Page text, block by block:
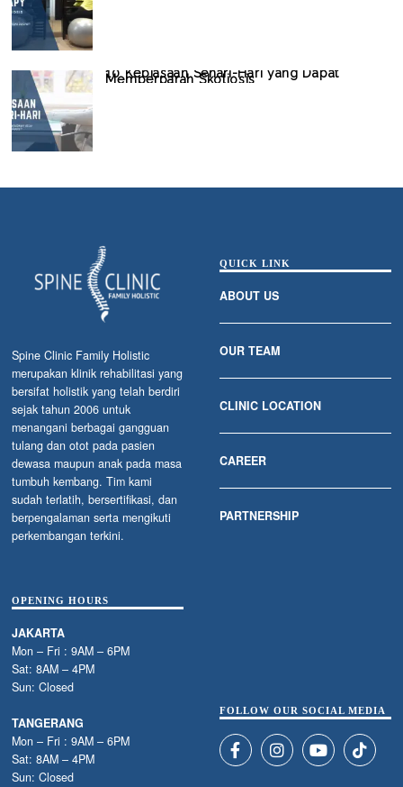
10 Kebiasaan Sehari-Hari yang Dapat
Memperparah Skoliosis
Spine Clinic Family Holistic
merupakan klinik rehabilitasi yang
bersifat holistik yang telah berdiri
sejak tahun 2006 untuk
menangani berbagai gangguan
tulang dan otot pada pasien
dewasa maupun anak pada masa
tumbuh kembang. Tim kami
sudah terlatih, bersertifikasi, dan
berpengalaman serta mengikuti
perkembangan terkini.
QUICK LINK
ABOUT US
OUR TEAM
CLINIC LOCATION
CAREER
PARTNERSHIP
OPENING HOURS
JAKARTA
Mon – Fri : 9AM – 6PM
Sat: 8AM – 4PM
Sun: Closed
TANGERANG
Mon – Fri : 9AM – 6PM
Sat: 8AM – 4PM
Sun: Closed
FOLLOW OUR SOCIAL MEDIA